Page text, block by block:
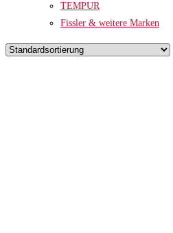
TEMPUR
Fissler & weitere Marken